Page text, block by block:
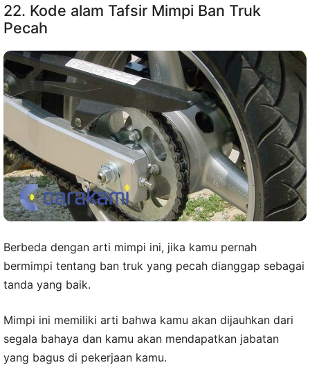
22. Kode alam Tafsir Mimpi Ban Truk
Pecah
Berbeda dengan arti mimpi ini, jika kamu pernah
bermimpi tentang ban truk yang pecah dianggap sebagai
tanda yang baik.
Mimpi ini memiliki arti bahwa kamu akan dijauhkan dari
segala bahaya dan kamu akan mendapatkan jabatan
yang bagus di pekerjaan kamu.